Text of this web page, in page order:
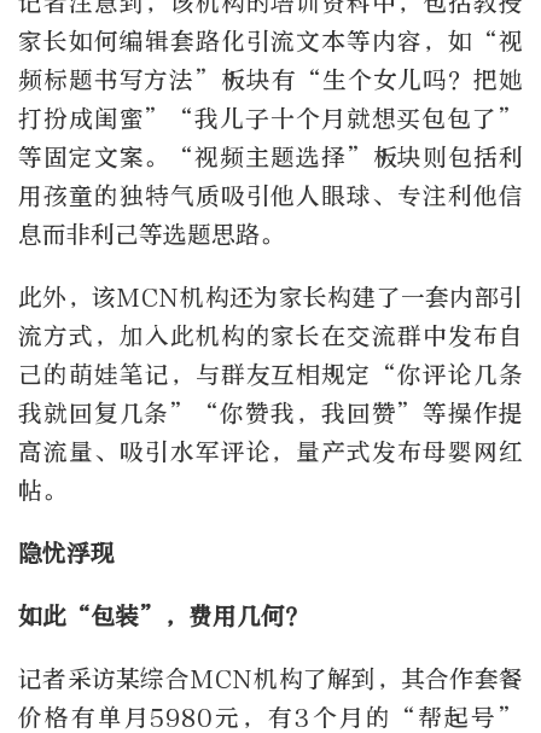
家长如何编辑套路化引流文本等内容，如“视
频标题书写方法”板块有“生个女儿吗？把她
打扮成闺蜜”“我儿子十个月就想买包包了”
等固定文案。“视频主题选择”板块则包括利
用孩童的独特气质吸引他人眼球、专注利他信
息而非利己等选题思路。
此外，该MCN机构还为家长构建了一套内部引
流方式，加入此机构的家长在交流群中发布自
己的萌娃笔记，与群友互相规定“你评论几条
我就回复几条”“你赞我，我回赞”等操作提
高流量、吸引水军评论，量产式发布母婴网红
帖。
隐忧浮现
如此“包装”，费用几何？
记者采访某综合MCN机构了解到，其合作套餐
价格有单月5980元，有3个月的“帮起号”